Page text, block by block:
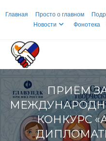
Главная Просто о главном
Новости
Фонотека
ПРИËМ
КОНКУРС